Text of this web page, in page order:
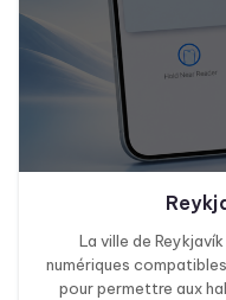
La ville de
numériques
pour permettre aux